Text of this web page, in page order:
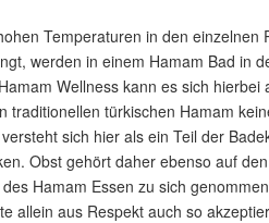
Temperaturen in den einzelnen
werden in einem Hamam Bad in
Wellness kann es sich hierbei
traditionellen türkischen Hamam
sich hier als ein Teil der
Obst gehört daher ebenso auf
Hamam Essen zu sich
allein aus Respekt auch so